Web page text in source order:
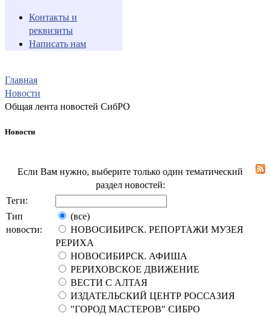
Контакты и
реквизиты
Написать нам
Главная
Новости
Общая лента новостей СибРО
Новости
Если Вам нужно, выберите только один тематический
раздел новостей:
Теги:
Тип
новости:
(все)
НОВОСИБИРСК. РЕПОРТАЖИ МУЗЕЯ
РЕРИХА
НОВОСИБИРСК. АФИША
РЕРИХОВСКОЕ ДВИЖЕНИЕ
ВЕСТИ С АЛТАЯ
ИЗДАТЕЛЬСКИЙ ЦЕНТР РОССАЗИЯ
"ГОРОД МАСТЕРОВ" СИБРО